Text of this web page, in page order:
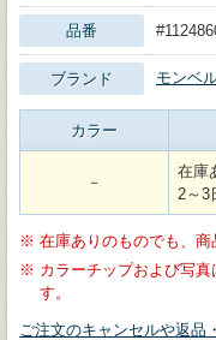
品番
ブランド モンベ
カラー
－
在庫
2～3
※ 在庫ありのものでも、商
※ カラーチップおよび写
す。
ご注文のキャンセルや返品